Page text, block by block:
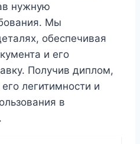
нужную
Мы
обеспечивая
и его
Получив диплом,
легитимности и
в